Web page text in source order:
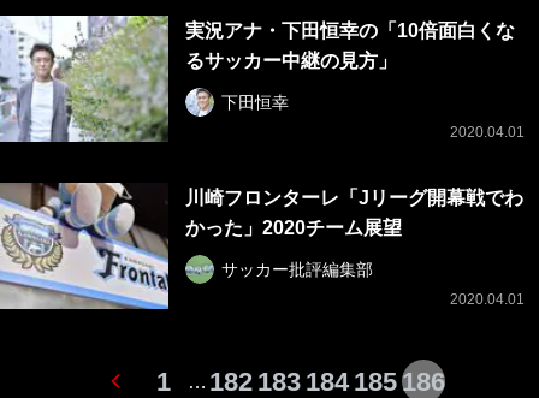
実況アナ・下田恒幸の「10倍面白くな
るサッカー中継の見方」
下田恒幸
2020.04.01
川崎フロンターレ「Jリーグ開幕戦でわ
かった」2020チーム展望
サッカー批評編集部
2020.04.01
1 … 182 183 184 185186